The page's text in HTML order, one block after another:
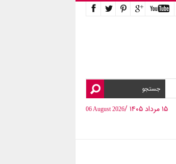
۱۵ مرداد ۱۴۰۵ /
06 August 2026